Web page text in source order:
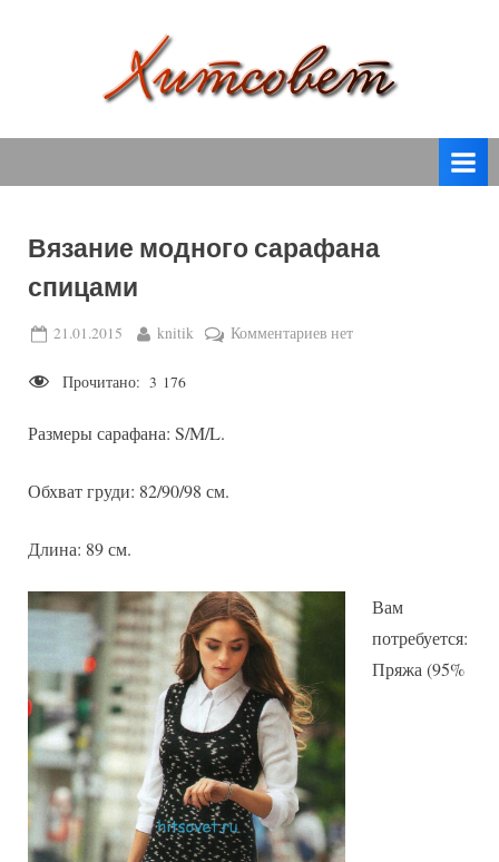
т
о
е
спицами,
крючком,
вязаные
модели
описанием
Вязание модного сарафана
спицами
Posted
21.01.2015 By
knitik Комментариевкнет
Прочитано: 3 176
Размеры сарафана: S/M/L.
Обхват груди: 82/90/98 см.
Длина: 89 см.
Вам
потребуется:
Пряжа (95%